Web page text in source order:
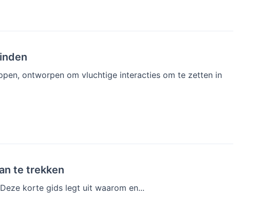
ontworpen om vluchtige interacties om te zetten in
te trekken
korte gids legt uit waarom en...